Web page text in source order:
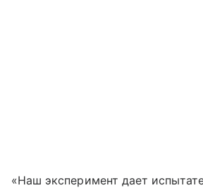
«Наш эксперимент дает